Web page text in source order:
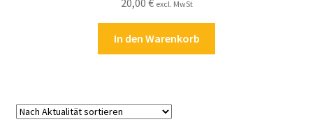
20,00 € excl. MwSt
In den Warenkorb